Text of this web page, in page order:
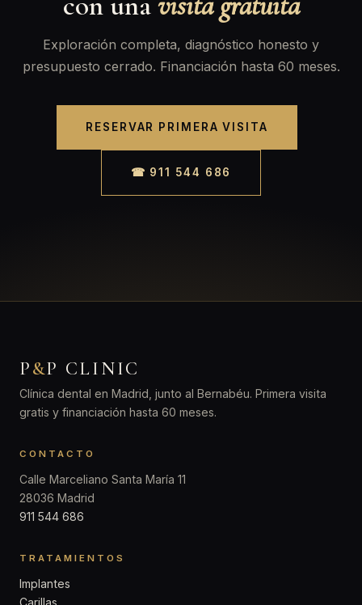
Exploración completa, diagnóstico honesto y
presupuesto cerrado. Financiación hasta 60 meses.
RESERVAR PRIMERA VISITA
☎ 911 544 686
P&P CLINIC
Clínica dental en Madrid, junto al Bernabéu. Primera visita
gratis y financiación hasta 60 meses.
CONTACTO
Calle Marceliano Santa María 11
28036 Madrid
911 544 686
TRATAMIENTOS
Implantes
Carillas